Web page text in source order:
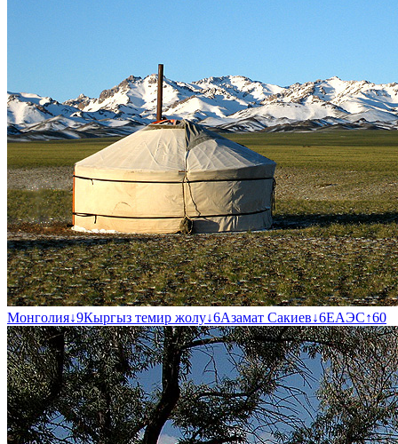
Монголия↓9Кыргыз темир жолу↓6Азамат Сакиев↓6ЕАЭС↑60